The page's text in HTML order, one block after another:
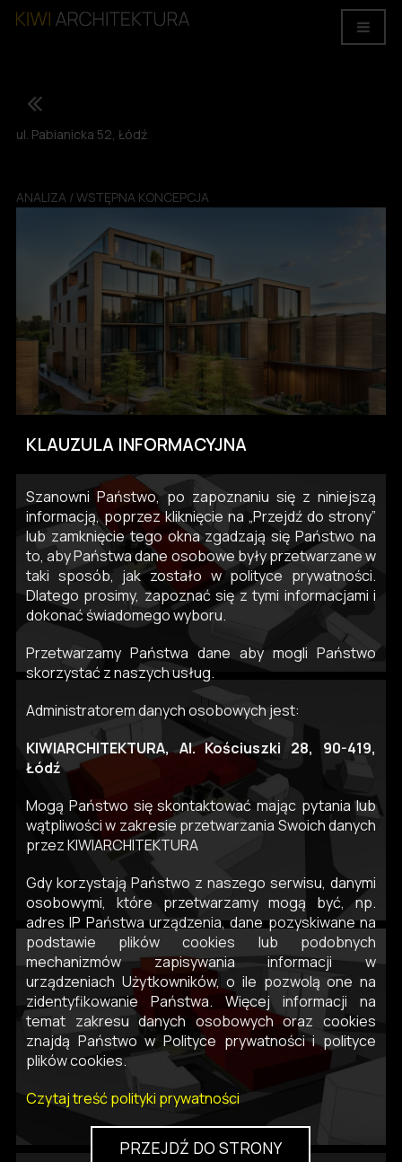
ul. Pabianicka 52, Łódź
ANALIZA / WSTĘPNA KONCEPCJA
KLAUZULA INFORMACYJNA
Szanowni Państwo, po zapoznaniu się z niniejszą
informacją, poprzez kliknięcie na „Przejdź do strony”
lub zamknięcie tego okna zgadzają się Państwo na
to, aby Państwa dane osobowe były przetwarzane w
taki sposób, jak zostało w polityce prywatności.
Dlatego prosimy, zapoznać się z tymi informacjami i
dokonać świadomego wyboru.
Przetwarzamy Państwa dane aby mogli Państwo
skorzystać z naszych usług.
Administratorem danych osobowych jest:
KIWIARCHITEKTURA, Al. Kościuszki 28, 90-419,
Łódź
Mogą Państwo się skontaktować mając pytania lub
wątpliwości w zakresie przetwarzania Swoich danych
przez KIWIARCHITEKTURA
Gdy korzystają Państwo z naszego serwisu, danymi
osobowymi, które przetwarzamy mogą być, np.
adres IP Państwa urządzenia, dane pozyskiwane na
podstawie plików cookies lub podobnych
mechanizmów zapisywania informacji w
urządzeniach Użytkowników, o ile pozwolą one na
zidentyfikowanie Państwa. Więcej informacji na
temat zakresu danych osobowych oraz cookies
znajdą Państwo w Polityce prywatności i polityce
plików cookies.
Czytaj treść polityki prywatności
PRZEJDŹ DO STRONY